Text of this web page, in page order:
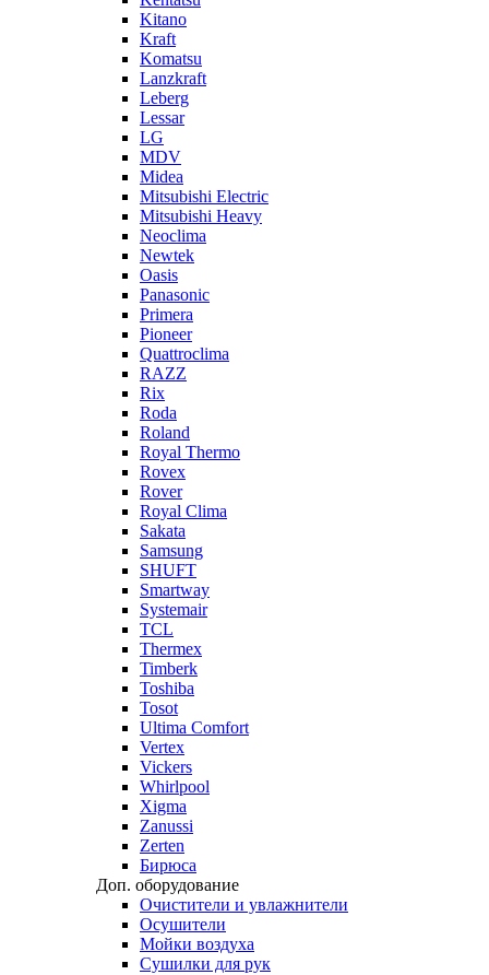
Kitano
Kraft
Komatsu
Lanzkraft
Leberg
Lessar
LG
MDV
Midea
Mitsubishi Electric
Mitsubishi Heavy
Neoclima
Newtek
Oasis
Panasonic
Primera
Pioneer
Quattroclima
RAZZ
Rix
Roda
Roland
Royal Thermo
Rovex
Rover
Royal Clima
Sakata
Samsung
SHUFT
Smartway
Systemair
TCL
Thermex
Timberk
Toshiba
Tosot
Ultima Comfort
Vertex
Vickers
Whirlpool
Xigma
Zanussi
Zerten
Бирюса
Доп. оборудование
Очистители и увлажнители
Осушители
Мойки воздуха
Сушилки для рук